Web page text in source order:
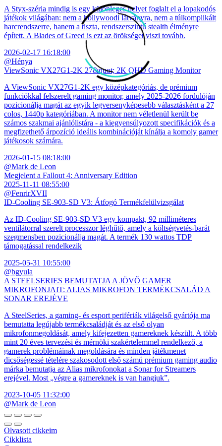
A Styx-széria mindig is egy különleges helyet foglalt el a lopakodós
játékok világában: nem a hollywoodi látványra, nem a túlkomplikált
harcrendszerre, hanem a tiszta, rendszerszintű stealth élményre
épített. A Blades of Greed is ezt az örökséget viszi tovább.
2026-02-17 16:18:00
@Hénya
ViewSonic VX27G1-2K 27&quot; 2K QHD Gaming Monitor
A ViewSonic VX27G1-2K egy középkategóriás, de prémium
funkciókkal felszerelt gaming monitor, amely 2025-2026 fordulóján
pozicionálja magát az egyik legversenyképesebb választásként a 27
colos, 1440p kategóriában. A monitor nem véletlenül került be
számos szakmai ajánlólistára - a kiegyensúlyozott specifikációk és a
megfizethető árpozíció ideális kombinációját kínálja a komoly gamer
játékosok számára.
2026-01-15 08:18:00
@Mark de Leon
Megjelent a Fallout 4: Anniversary Edition
2025-11-11 08:55:00
@FenrirXVII
ID-Cooling SE-903-SD V3: Átfogó Termékfelülvizsgálat
Az ID-Cooling SE-903-SD V3 egy kompakt, 92 milliméteres
ventilátorral szerelt processzor léghűtő, amely a költségvetés-barát
szegmensben pozicionálja magát. A termék 130 wattos TDP
támogatással rendelkezik
2025-05-31 10:55:00
@bgyula
A STEELSERIES BEMUTATJA A JÖVŐ GAMER
MIKROFONJAIT: ALIAS MIKROFON TERMÉKCSALÁD A
SONAR EREJÉVE
A SteelSeries, a gaming- és esport perifériák világelső gyártója ma
bemutatta legújabb termékcsaládját és az első olyan
mikrofonmegoldását, amely kifejezetten gamereknek készült. A több
mint 20 éves tervezési és mérnöki szakértelemmel rendelkező, a
gamerek problémáinak megoldására és minden játékmenet
dicsőségessé tételére szakosodott első számú prémium gaming audio
márka bemutatja az Alias mikrofonokat a Sonar for Streamers
erejével. Most „végre a gamereknek is van hangjuk”.
2023-10-05 11:32:00
@Mark de Leon
Olvasott cikkeim
Cikklista